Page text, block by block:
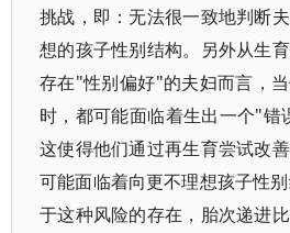
挑战，即：无法很一致地判断
想的孩子性别结构。另外从生
存在"性别偏好"的夫妇而言，
时，都可能面临着生出一个"错
这使得他们通过再生育尝试改
可能面临着向更不理想孩子性
于这种风险的存在，胎次递进